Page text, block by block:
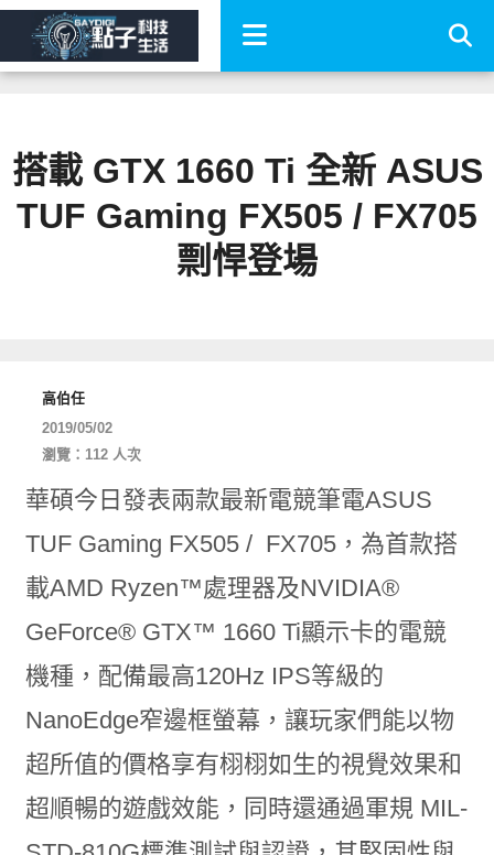
搭載 GTX 1660 Ti 全新 ASUS
TUF Gaming FX505 / FX705
剽悍登場
高伯任
2019/05/02
瀏覽：112 人次
華碩今日發表兩款最新電競筆電ASUS
TUF Gaming FX505 / FX705，為首款搭
載AMD Ryzen™處理器及NVIDIA®
GeForce®GTX™ 1660 Ti顯示卡的電競
機種，配備最高120Hz IPS等級的
NanoEdge窄邊框螢幕，讓玩家們能以物
超所值的價格享有栩栩如生的視覺效果和
超順暢的遊戲效能，同時還通過軍規 MIL-